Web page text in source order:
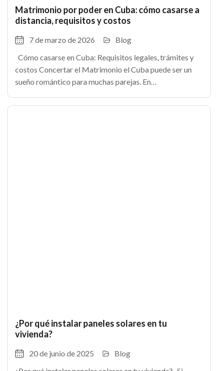
Matrimonio por poder en Cuba: cómo casarse a
distancia, requisitos y costos
7 de marzo de 2026
Blog
Cómo casarse en Cuba: Requisitos legales, trámites y
costos Concertar el Matrimonio el Cuba puede ser un
sueño romántico para muchas parejas. En
para Casarse en Cuba Legalmente paso a paso. Como en
¿Por qué instalar paneles solares en tu
vivienda?
20 de junio de 2025
Blog